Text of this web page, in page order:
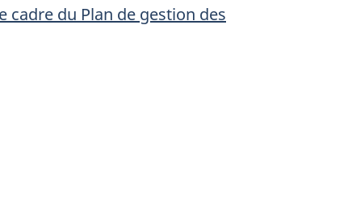
du Plan de gestion des